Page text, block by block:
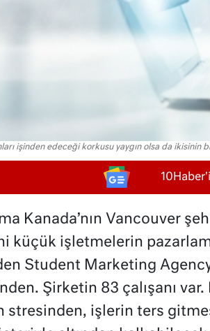
işinden edeceği korkusu yaygın olsa da ikisinin
Kanada’nın Vancouver
küçük işletmelerin
Student Marketing
Şirketin 83 çalışanı var.
stresinden, işlerin ters